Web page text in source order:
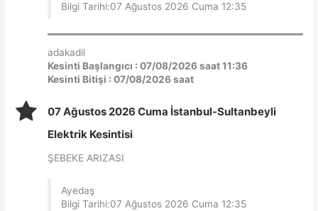
Bilgi Tarihi:07 Ağustos 2026 Cuma 12:35
adakadil
Kesinti Başlangıcı : 07/08/2026 saat 11:36
Kesinti Bitişi : 07/08/2026 saat
07 Ağustos 2026 Cuma İstanbul-Sultanbeyli
Elektrik Kesintisi
ŞEBEKE ARIZASI
Ayedaş
Bilgi Tarihi:07 Ağustos 2026 Cuma 12:35